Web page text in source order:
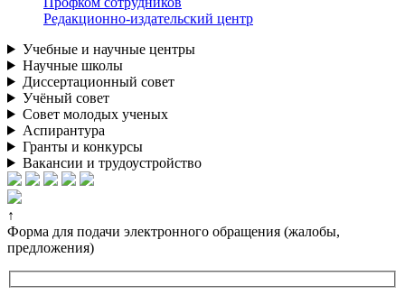
Редакционно-издательский центр
Учебные и научные центры
Научные школы
Диссертационный совет
Учёный совет
Совет молодых ученых
Аспирантура
Гранты и конкурсы
Вакансии и трудоустройство
↑
Форма для подачи электронного обращения (жалобы,
предложения)